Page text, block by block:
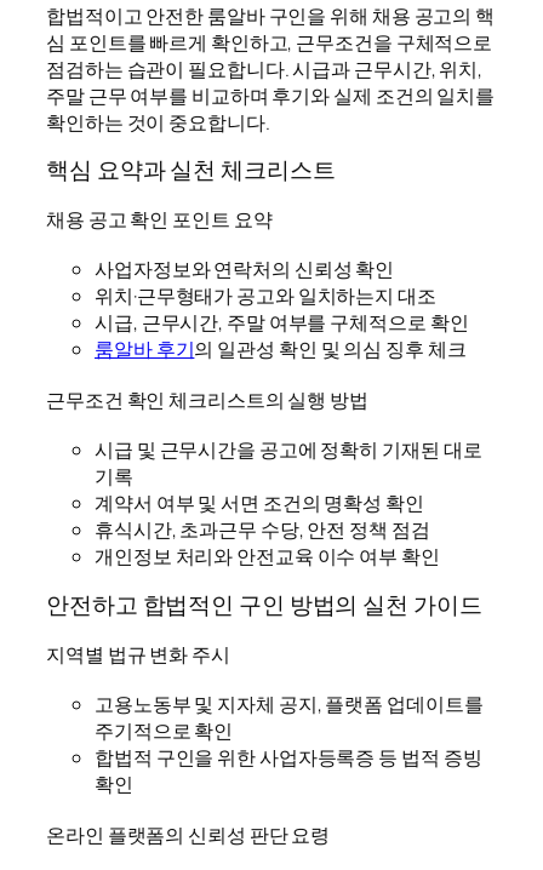
합법적이고 안전한 룸알바 구인을 위해 채용 공고의 핵
심 포인트를 빠르게 확인하고, 근무조건을 구체적으로
점검하는 습관이 필요합니다. 시급과 근무시간, 위치,
주말 근무 여부를 비교하며 후기와 실제 조건의 일치를
확인하는 것이 중요합니다.
핵심 요약과 실천 체크리스트
채용 공고 확인 포인트 요약
사업자정보와 연락처의 신뢰성 확인
위치·근무형태가 공고와 일치하는지 대조
시급, 근무시간, 주말 여부를 구체적으로 확인
룸알바 후기의 일관성 확인 및 의심 징후 체크
근무조건 확인 체크리스트의 실행 방법
시급 및 근무시간을 공고에 정확히 기재된 대로
기록
계약서 여부 및 서면 조건의 명확성 확인
휴식시간, 초과근무 수당, 안전 정책 점검
개인정보 처리와 안전교육 이수 여부 확인
안전하고 합법적인 구인 방법의 실천 가이드
지역별 법규 변화 주시
고용노동부 및 지자체 공지, 플랫폼 업데이트를
주기적으로 확인
합법적 구인을 위한 사업자등록증 등 법적 증빙
확인
온라인 플랫폼의 신뢰성 판단 요령